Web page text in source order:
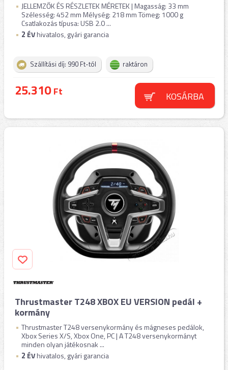
JELLEMZŐK ÉS RÉSZLETEK MÉRETEK | Magasság: 33 mm
Szélesség: 452 mm Mélység: 218 mm Tömeg: 1000 g
Csatlakozás típusa: USB 2.0 ...
2 ÉVhivatalos, gyári garancia
Szállítási díj: 990 Ft-tól raktáron
25.310Ft KOSÁRBA
Thrustmaster T248 XBOX EU VERSION pedál +
kormány
Thrustmaster T248 versenykormány és mágneses pedálok,
Xbox Series X/S, Xbox One, PC | A T248 versenykormányt
minden olyan játékosnak ...
2 ÉVhivatalos, gyári garancia